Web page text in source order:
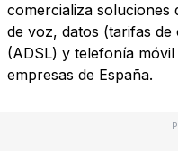
comercializa soluciones
de voz, datos (tarifas
(ADSL) y telefonía
empresas de España.